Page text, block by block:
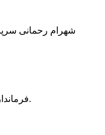
فرماندار ممسنی گفت : امروزه مردم ممسنی در ادارات شهرستان نیاز به کارشناس و خدمتگزار دارند و به اندازه کافی کلانتر در شهرستان وجود دارد پس کارشناسان از کلانتری پرهیز نمایند.